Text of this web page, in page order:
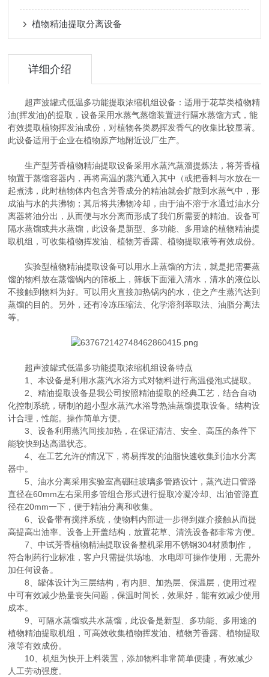
植物精油提取分离设备
详细介绍
超声波罐式低温多功能提取浓缩机组设备：适用于花草类植物精
油(挥发油)的提取，设备采用水蒸气蒸馏装置进行隔水蒸馏方式，能
有效提取植物挥发油成份，对植物各类易挥发香气的收集比较显著。
此设备适用于企业在植物原产地附近设厂生产。
生产型芳香植物精油提取设备采用水蒸汽蒸溜提炼法，将芳香植
物置于蒸馏容器内，再将高温的蒸汽通入其中（或把香料与水放在一
起煮沸，此时植物体内包含芳香成分的精油就会扩散到水蒸气中，形
成油与水的共沸物；其后将共沸物冷却，由于油不溶于水通过油水分
离器将油分出，从而便与水分离而形成了我们所需要的精油。设备可
隔水蒸馏或共水蒸馏，此设备是新型、多功能、多用途的植物精油提
取机组，可收集植物挥发油、植物芳香露、植物提取液等有效成份。
实验型植物精油提取设备可以用水上蒸馏的方法，就是把需要蒸
馏的物料放在蒸馏锅内的筛板上，筛板下面灌入清水，清水的液位以
不接触到物料为好。可以用火直接加热锅内的水，使之产生蒸汽达到
蒸馏的目的。另外，还有冷冻压缩法、化学溶剂萃取法、油脂分离法
等。
超声波罐式低温多功能提取浓缩机组设备特点
1、本设备是利用水蒸汽水浴方式对物料进行高温侵泡式提取。
2、精油提取设备是我公司按照精油提取的经典工艺，结合自动
化控制系统，研制的超小型水蒸汽水浴导热油蒸馏提取设备。结构设
计合理，性能。操作简单方便。
3、设备利用蒸汽间接加热，在保证清洁、安全、高压的条件下
能较快到达高温状态。
4、在工艺允许的情况下，将易挥发的油脂快速收集到油水分离
器中。
5、油水分离采用实验室高硼硅玻璃多管路设计，蒸汽进口管路
直径在60mm左右采用多管组合形式进行提取冷凝冷却、出油管路直
径在20mm一下，便于精油分离和收集。
6、设备带有搅拌系统，使物料内部进一步得到媒介接触从而提
高提高出油率。设备上开盖结构，放置花草、清洗设备都非常方便。
7、中试芳香植物精油提取设备整机采用不锈钢304材质制作，
符合制药行业标准，客户只需提供场地、水电即可操作使用，无需外
加任何设备。
8、罐体设计为三层结构，有内胆、加热层、保温层，使用过程
中可有效减少热量丧失问题，保温时间长，效果好，能有效减少使用
成本。
9、可隔水蒸馏或共水蒸馏，此设备是新型、多功能、多用途的
植物精油提取机组，可高效收集植物挥发油、植物芳香露、植物提取
液等有效成份。
10、机组为快开上料装置，添加物料非常简单便捷，有效减少
人工劳动强度。